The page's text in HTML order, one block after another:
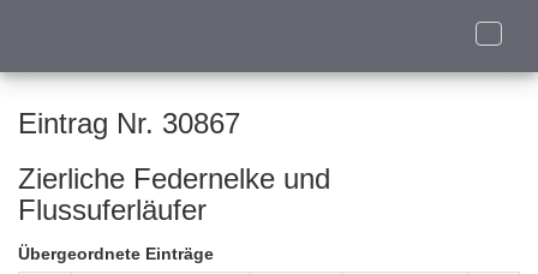
Toggle
Eintrag Nr. 30867
Zierliche Federnelke und
Flussuferläufer
Übergeordnete Einträge